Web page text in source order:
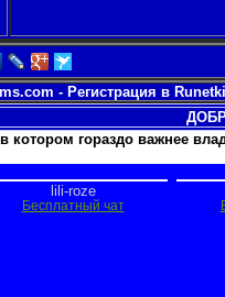
- Регистрация в
котором гораздо важнее